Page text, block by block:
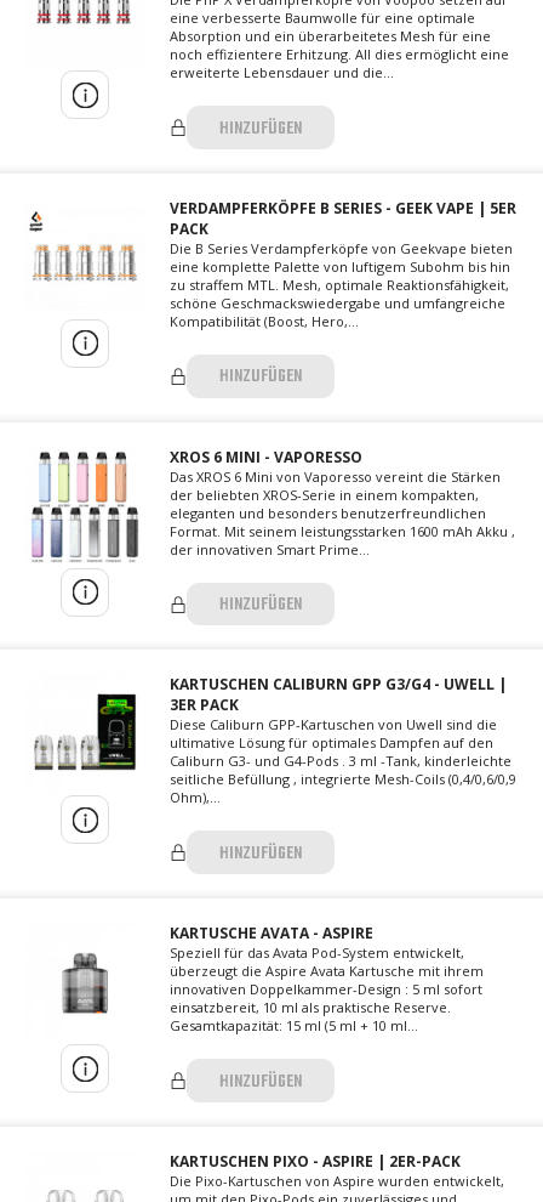
eine verbesserte Baumwolle für eine optimale
Absorption und ein überarbeitetes Mesh für eine
noch effizientere Erhitzung. All dies ermöglicht eine
erweiterte Lebensdauer und die...
HINZUFÜGEN
VERDAMPFERKÖPFE B SERIES - GEEK VAPE | 5ER
PACK
Die B Series Verdampferköpfe von Geekvape bieten
eine komplette Palette von luftigem Subohm bis hin
zu straffem MTL. Mesh, optimale Reaktionsfähigkeit,
schöne Geschmackswiedergabe und umfangreiche
Kompatibilität (Boost, Hero,...
HINZUFÜGEN
XROS 6 MINI - VAPORESSO
Das XROS 6 Mini von Vaporesso vereint die Stärken
der beliebten XROS-Serie in einem kompakten,
eleganten und besonders benutzerfreundlichen
Format. Mit seinem leistungsstarken 1600 mAh Akku ,
der innovativen Smart Prime...
HINZUFÜGEN
KARTUSCHEN CALIBURN GPP G3/G4 - UWELL |
3ER PACK
Diese Caliburn GPP-Kartuschen von Uwell sind die
ultimative Lösung für optimales Dampfen auf den
Caliburn G3- und G4-Pods . 3 ml -Tank, kinderleichte
seitliche Befüllung , integrierte Mesh-Coils (0,4/0,6/0,9
Ohm),...
HINZUFÜGEN
KARTUSCHE AVATA - ASPIRE
Speziell für das Avata Pod-System entwickelt,
überzeugt die Aspire Avata Kartusche mit ihrem
innovativen Doppelkammer-Design : 5 ml sofort
einsatzbereit, 10 ml als praktische Reserve.
Gesamtkapazität: 15 ml (5 ml + 10 ml...
HINZUFÜGEN
KARTUSCHEN PIXO - ASPIRE | 2ER-PACK
Die Pixo-Kartuschen von Aspire wurden entwickelt,